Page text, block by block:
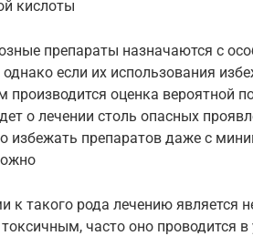
кислоты
препараты назначаются с
однако если их использования
производится оценка вероятной
о лечении столь опасных
избежать препаратов даже с
к такого рода лечению является
часто оно проводится в